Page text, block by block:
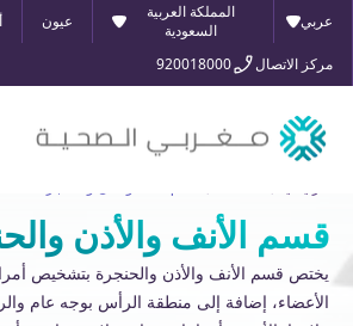
عربي
المملكة العربية
السعودية
عيون
مركز الاتصال
920018000
قسم الأنف والأذن
يختص قسم الأنف والأذن والحنجرة بتشخيص
الأعضاء، إضافة إلى منطقة الرأس بوجه عام